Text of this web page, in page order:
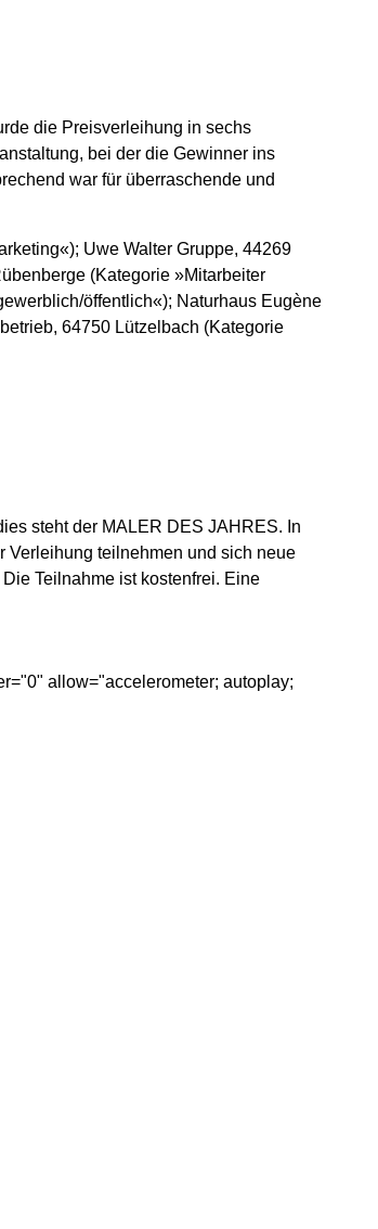
die Preisverleihung in sechs
bei der die Gewinner ins
war für überraschende und
Uwe Walter Gruppe, 44269
(Kategorie »Mitarbeiter
öffentlich«); Naturhaus Eugène
64750 Lützelbach (Kategorie
steht der MALER DES JAHRES. In
Verleihung teilnehmen und sich neue
Teilnahme ist kostenfrei. Eine
allow="accelerometer; autoplay;